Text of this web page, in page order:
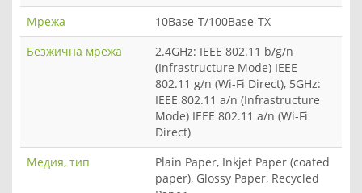
Мрежа
10Base-T/100Base-TX
Безжична мрежа
2.4GHz: IEEE 802.11 b/g/n
(Infrastructure Mode) IEEE
802.11 g/n (Wi-Fi Direct), 5GHz:
IEEE 802.11 a/n (Infrastructure
Mode) IEEE 802.11 a/n (Wi-Fi
Direct)
Медия, тип
Plain Paper, Inkjet Paper (coated
paper), Glossy Paper, Recycled